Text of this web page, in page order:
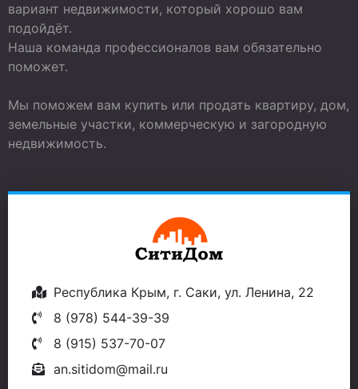
вариант недвижимости, который хорошо вам
подойдёт.
Наша команда профессионалов вам обязательно
поможет.
Мы поможем вам купить или продать квартиру, дом,
земельные участки, коммерческую и загородную
недвижимость.
Республика Крым, г. Саки, ул. Ленина, 22
8 (978) 544-39-39
8 (915) 537-70-07
an.sitidom@mail.ru